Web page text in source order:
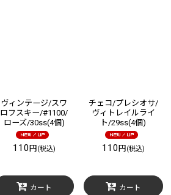
絞り込む
ヴィンテージ/スワ
ロフスキー/#1100/
ローズ/30ss(4個)
110 円 (税込)
カート
チェコ/プレシオサ/
ヴィトレイルライ
ト/29ss(4個)
110 円 (税込)
カート